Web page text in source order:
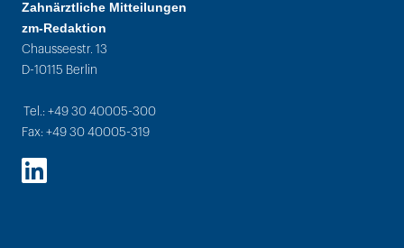
Zahnärztliche Mitteilungen
zm-Redaktion
Chausseestr. 13
D-10115 Berlin
Tel.: +49 30 40005-300
Fax: +49 30 40005-319
LinkedIn